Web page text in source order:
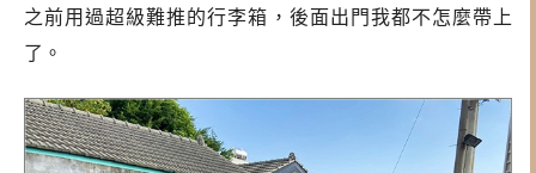
之前用過超級難推的行李箱，後面出門我都不怎麼帶上
了。